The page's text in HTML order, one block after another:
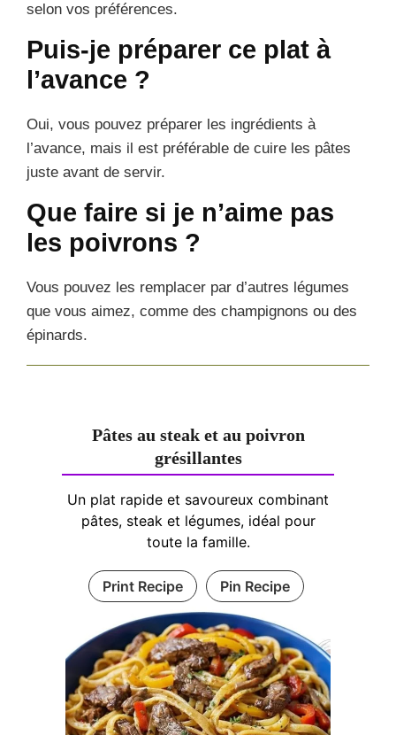
selon vos préférences.
Puis-je préparer ce plat à
l’avance ?
Oui, vous pouvez préparer les ingrédients à
l’avance, mais il est préférable de cuire les pâtes
juste avant de servir.
Que faire si je n’aime pas
les poivrons ?
Vous pouvez les remplacer par d’autres légumes
que vous aimez, comme des champignons ou des
épinards.
Pâtes au steak et au poivron
grésillantes
Un plat rapide et savoureux combinant
pâtes, steak et légumes, idéal pour
toute la famille.
Print Recipe Pin Recipe